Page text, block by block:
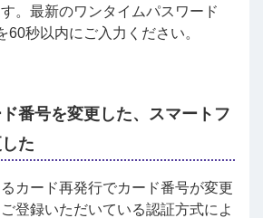
。最新のワンタイムパスワード
60秒以内にご入力ください。
番号を変更した、スマートフ
た
カード再発行でカード番号が変更
登録いただいている認証方式によ